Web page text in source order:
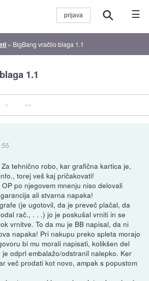
☰
» BigBang vračilo blaga 1.1
1.1
» »»
tehnično robo, kar grafična kartica je,
torej veš kaj pričakovati!
po njegovem mnenju niso delovali
ali stvarna napaka!
(je ugotovil, da je preveč plačal, da
rač., . . .) jo je poskušal vrniti in se
vrnitve. To da mu je BB napisal, da ni
napaka! Pri nakupu preko spleta morajo
bi mu morali napisati, kolikšen del
odprl embalažo/odstranil nalepko. Ker
več prodati kot novo, ampak s popustom